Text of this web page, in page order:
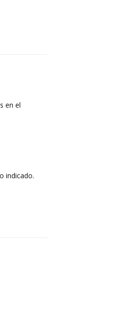
en el
indicado.